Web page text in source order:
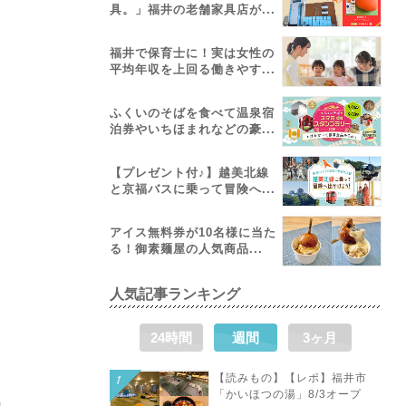
具。」福井の老舗家具店が...
福井で保育士に！実は女性の
平均年収を上回る働きやす...
ふくいのそばを食べて温泉宿
泊券やいちほまれなどの豪...
【プレゼント付♪】越美北線
と京福バスに乗って冒険へ...
アイス無料券が10名様に当た
る！御素麺屋の人気商品...
人気記事ランキング
24時間 週間 3ヶ月
【読みもの】【レポ】福井市
「かいほつの湯」8/3オープ